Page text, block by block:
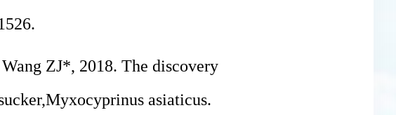
ZJ*, 2018. The discovery
Myxocyprinus asiaticus.